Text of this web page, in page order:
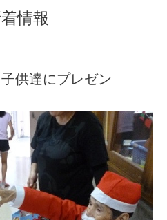
情報
供達にプレゼン